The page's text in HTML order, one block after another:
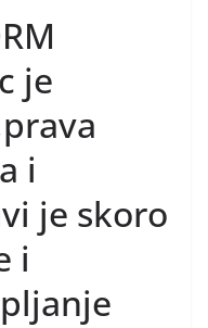
je
i
je skoro
i